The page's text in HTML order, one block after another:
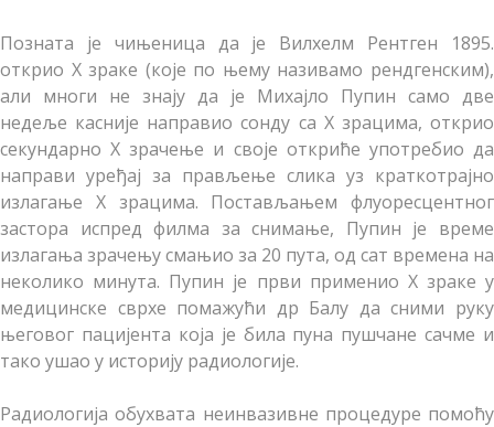
Позната је чињеница да је Вилхелм Рентген 1895.
открио X зраке (које по њему називамо рендгенским),
али многи не знају да је Михајло Пупин само две
недеље касније направио сонду са X зрацима, открио
секундарно X зрачење и своје откриће употребио да
направи уређај за прављење слика уз краткотрајно
излагање X зрацима. Постављањем флуоресцентног
застора испред филма за снимање, Пупин је време
излагања зрачењу смањио за 20 пута, од сат времена на
неколико минута. Пупин је први применио X зраке у
медицинске сврхе помажући др Балу да сними руку
његовог пацијента која је била пуна пушчане сачме и
тако ушао у историју радиологије.
Радиологија обухвата неинвазивне процедуре помоћу